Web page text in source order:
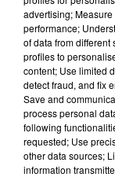
redressement
désormais
général en
Il aura été l'une
municipal,
).
Comprendre les
consommateurs
advertising;
performance;
of data from
profiles to
content; Use limited
detect fraud, and fix
Save and
process personal
following
requested; Use
other data sources;
information